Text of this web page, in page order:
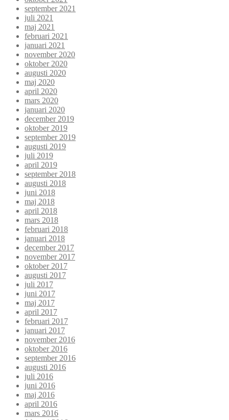
september 2021
juli 2021
maj 2021
februari 2021
januari 2021
november 2020
oktober 2020
augusti 2020
maj 2020
april 2020
mars 2020
januari 2020
december 2019
oktober 2019
september 2019
augusti 2019
juli 2019
april 2019
september 2018
augusti 2018
juni 2018
maj 2018
april 2018
mars 2018
februari 2018
januari 2018
december 2017
november 2017
oktober 2017
augusti 2017
juli 2017
juni 2017
maj 2017
april 2017
februari 2017
januari 2017
november 2016
oktober 2016
september 2016
augusti 2016
juli 2016
juni 2016
maj 2016
april 2016
mars 2016